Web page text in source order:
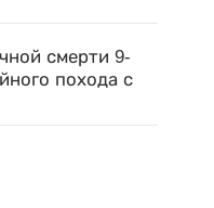
смерти 9-
похода с